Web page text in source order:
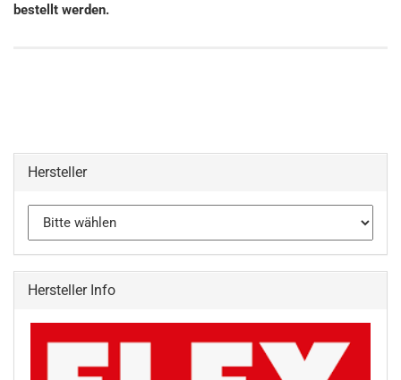
bestellt werden.
Hersteller
Hersteller Info